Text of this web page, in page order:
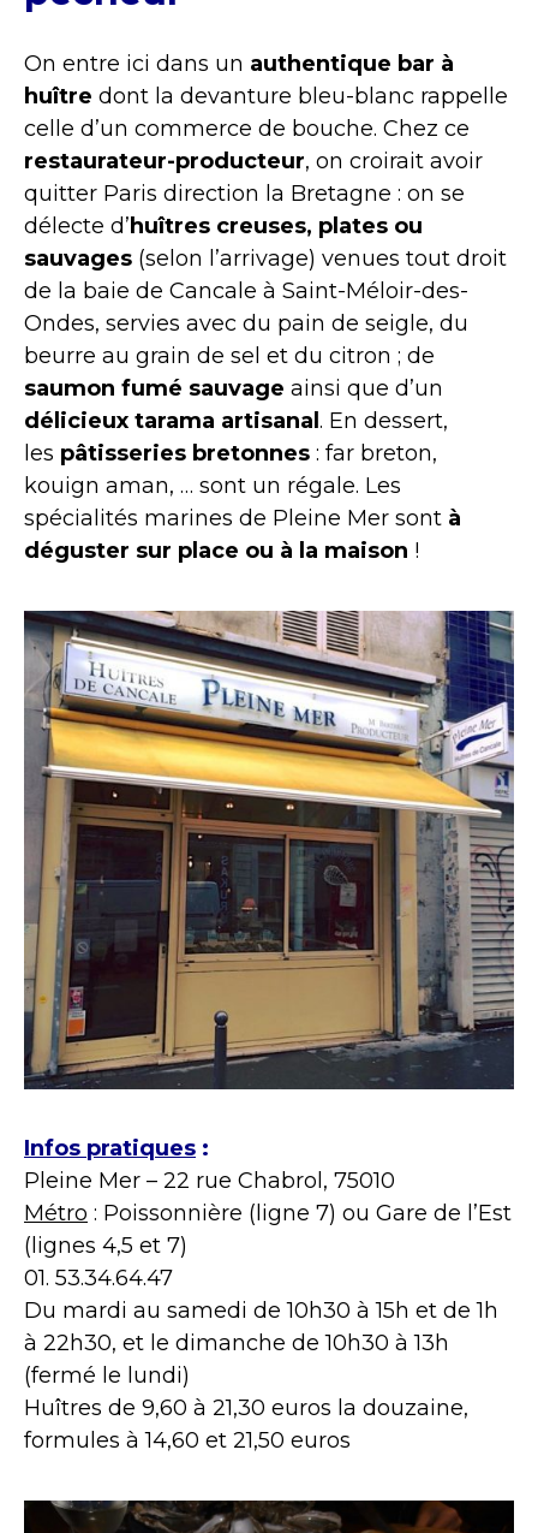
On entre ici dans un authentique bar à
huître dont la devanture bleu-blanc rappelle
celle d’un commerce de bouche. Chez ce
restaurateur-producteur, on croirait avoir
quitter Paris direction la Bretagne : on se
délecte d’huîtres creuses, plates ou
sauvages (selon l’arrivage) venues tout droit
de la baie de Cancale à Saint-Méloir-des-
Ondes, servies avec du pain de seigle, du
beurre au grain de sel et du citron ; de
saumon fumé sauvage ainsi que d’un
délicieux tarama artisanal . En dessert,
les pâtisseries bretonnes : far breton,
kouign aman, … sont un régale. Les
spécialités marines de Pleine Mer sont à
déguster sur place ou à la maison !
Infos pratiques :
Pleine Mer – 22 rue Chabrol, 75010
Métro : Poissonnière (ligne 7) ou Gare de l’Est
(lignes 4,5 et 7)
01. 53.34.64.47
Du mardi au samedi de 10h30 à 15h et de 1h
à 22h30, et le dimanche de 10h30 à 13h
(fermé le lundi)
Huîtres de 9,60 à 21,30 euros la douzaine,
formules à 14,60 et 21,50 euros